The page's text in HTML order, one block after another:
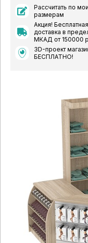
Рассчитать по
размерам
Акция! Бесплатная
доставка в
МКАД от 150000
3D-проект
БЕСПЛАТНО!